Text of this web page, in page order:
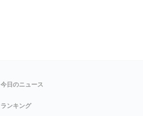
今日のニュース
ランキング